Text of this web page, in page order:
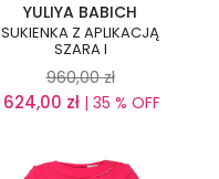
YULIYA BABICH
SUKIENKA Z APLIKACJĄ
SZARA I
960,00 zł
624,00 zł | 35 % OFF